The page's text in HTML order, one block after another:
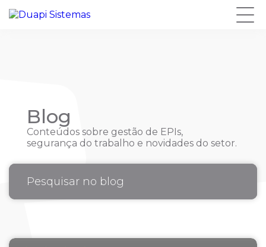
Blog
Conteúdos sobre gestão de EPIs,
segurança do trabalho e novidades do setor.